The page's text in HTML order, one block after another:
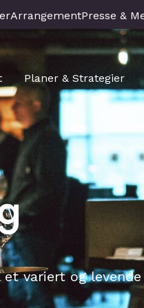
ArrangementPresse &
Planer & Strategier
et variert og